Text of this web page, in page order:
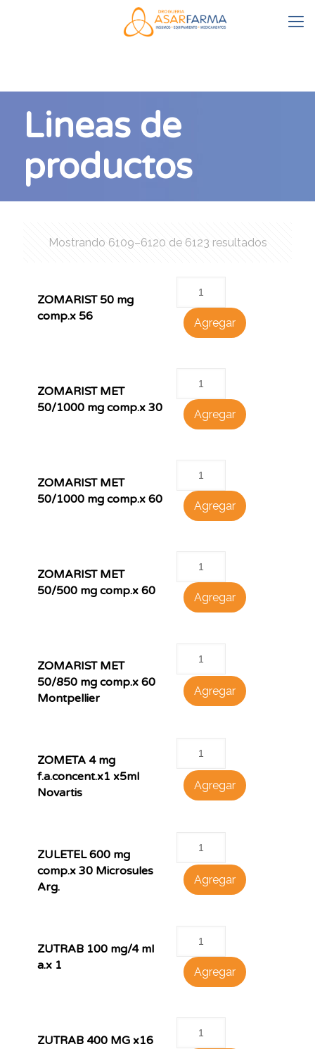
Lineas de
productos
Mostrando 6109–6120 de 6123 resultados
ZOMARIST 50 mg
comp.x 56
Agregar
ZOMARIST MET
50/1000 mg comp.x 30
Agregar
ZOMARIST MET
50/1000 mg comp.x 60
Agregar
ZOMARIST MET
50/500 mg comp.x 60
Agregar
ZOMARIST MET
50/850 mg comp.x 60
Montpellier
Agregar
ZOMETA 4 mg
f.a.concent.x1 x5ml
Novartis
Agregar
ZULETEL 600 mg
comp.x 30 Microsules
Arg.
Agregar
ZUTRAB 100 mg/4 ml
a.x 1
Agregar
ZUTRAB 400 MG x16